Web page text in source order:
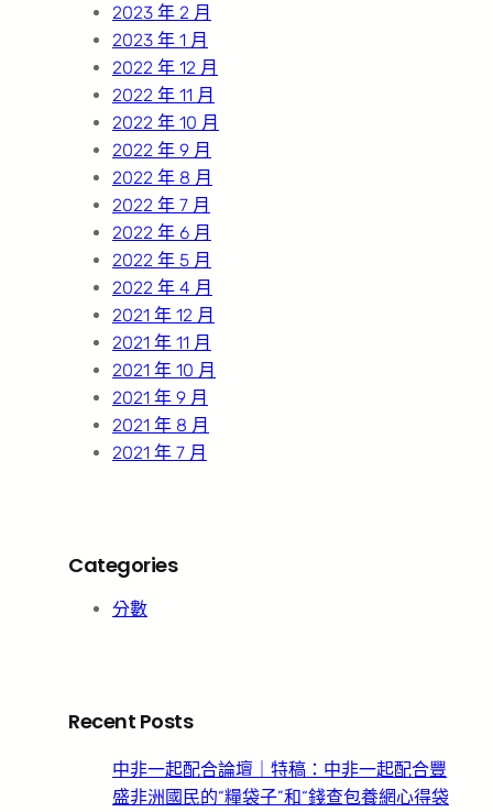
2023 年 2 月
2023 年 1 月
2022 年 12 月
2022 年 11 月
2022 年 10 月
2022 年 9 月
2022 年 8 月
2022 年 7 月
2022 年 6 月
2022 年 5 月
2022 年 4 月
2021 年 12 月
2021 年 11 月
2021 年 10 月
2021 年 9 月
2021 年 8 月
2021 年 7 月
Categories
分數
Recent Posts
中非一起配合論壇｜特稿：中非一起配合豐
盛非洲國民的“糧袋子”和“錢查包養網心得袋